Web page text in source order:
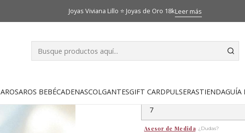
AROSAROS BEBÉCADENASCOLGANTESGIFT CARDPULSERASTIENDAGUÍA
Joyas Viviana Lillo ⭐ Joyas de Oro 18kLeer más
Anillos de matrimonio Argollas de matrimonio talladas brillo 6
|
Argollas de
TALLA ANILLO
Asesor de Medida ¿Dudas?